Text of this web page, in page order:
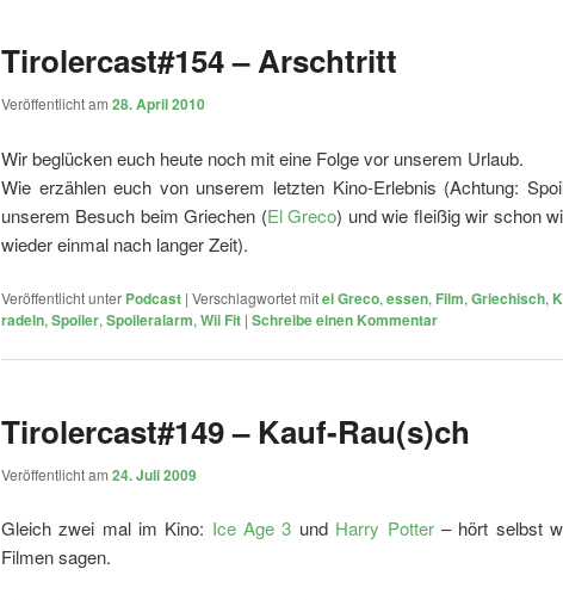
Tirolercast#154 – Arschtritt
Veröffentlicht am 28. April 2010
Wir beglücken euch heute noch mit eine Folge vor unserem Urlaub.
Wie erzählen euch von unserem letzten Kino-Erlebnis (Achtung:
unserem Besuch beim Griechen (El Greco) und wie fleißig wir schon
wieder einmal nach langer Zeit).
Veröffentlicht unter Podcast | Verschlagwortet mitel Greco, essen, Film, Griechisch,
radeln, Spoiler, Spoileralarm, Wii Fit | Schreibe einen Kommentar
Tirolercast#149 – Kauf-Rau(s)ch
Veröffentlicht am 24. Juli 2009
Gleich zwei mal im Kino: Ice Age 3 und Harry Potter– hört selbst
Filmen sagen.